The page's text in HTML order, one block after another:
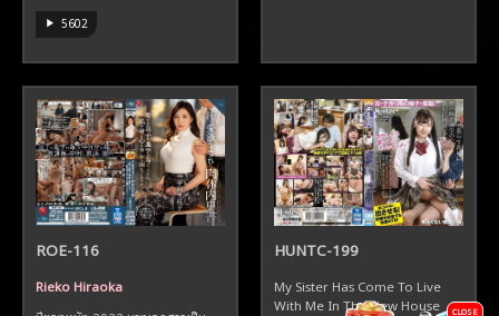
5602
ROE-116
Rieko Hiraoka
HUNTC-199
My Sister Has Come To Live
With Me In The New House
CLOSE